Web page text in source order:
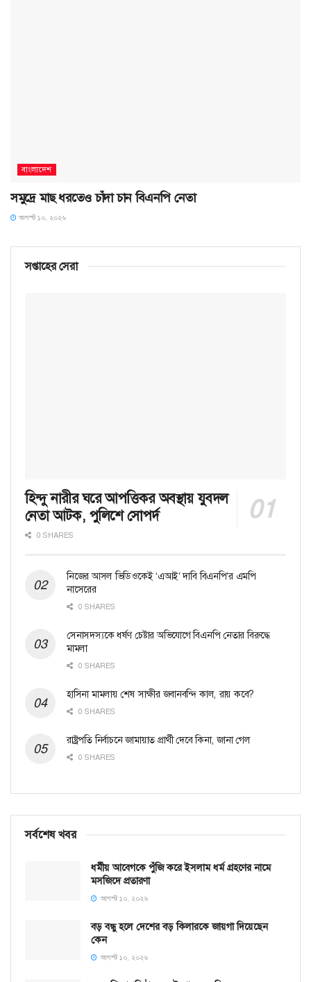
বাংলাদেশ
সমু‌দ্রে মাছ ধরতেও চাঁদা চান বিএনপি নেতা
আগস্ট ১০, ২০২৬
সপ্তাহের সেরা
হিন্দু নারীর ঘরে আপত্তিকর অবস্থায় যুবদল
নেতা আটক, পুলিশে সোপর্দ
0 SHARES
নিজের আসল ভিডিওকেই ‘এআই’ দাবি বিএনপি’র এমপি
নাসেরের
0 SHARES
সেনাসদস্যকে ধর্ষণ চেষ্টার অভিযোগে বিএনপি নেতার বিরুদ্ধে
মামলা
0 SHARES
হাসিনা মামলায় শেষ সাক্ষীর জবানবন্দি কাল, রায় কবে?
0 SHARES
রাষ্ট্রপতি নির্বাচনে জামায়াত প্রার্থী দেবে কিনা, জানা গেল
0 SHARES
সর্বশেষ খবর
ধর্মীয় আবেগকে পুঁজি করে ইসলাম ধর্ম গ্রহণের নামে
মসজিদে প্রতারণা
আগস্ট ১০, ২০২৬
বড় বন্ধু হলে দেশের বড় কিলারকে জায়গা দিয়েছেন
কেন
আগস্ট ১০, ২০২৬